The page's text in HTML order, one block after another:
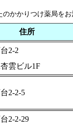
のかかりつけ薬局を
住所
2-2
雲ビル1F
2-2-5
2-2-29